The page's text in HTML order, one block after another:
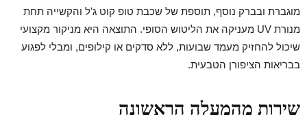
מוגברת ובברק נוסף, תוספת של שכבת טופ קוט ג'ל והקשייה תחת
מנורת UV מעניקה את הליטוש הסופי. התוצאה היא מניקור מקצועי
שיכול להחזיק מעמד שבועות, ללא סדקים או קילופים, ומבלי לפגוע
בבריאות הציפורן הטבעית.
שירות מהמעלה הראשונה